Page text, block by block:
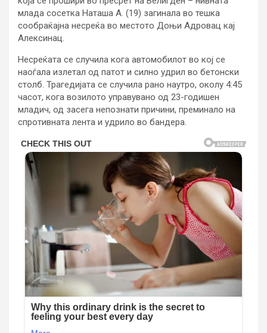
млада сосетка Наташа А. (19) загинала во тешка
сообраќајна несреќа во местото Доњи Адровац кај
Алексинац.
Несреќата се случила кога автомобилот во кој се
наоѓала излетал од патот и силно удрил во бетонски
столб. Трагедијата се случила рано наутро, околу 4:45
часот, кога возилото управувано од 23-годишен
младич, од засега непознати причини, преминало на
спротивната лента и удрило во бандера.